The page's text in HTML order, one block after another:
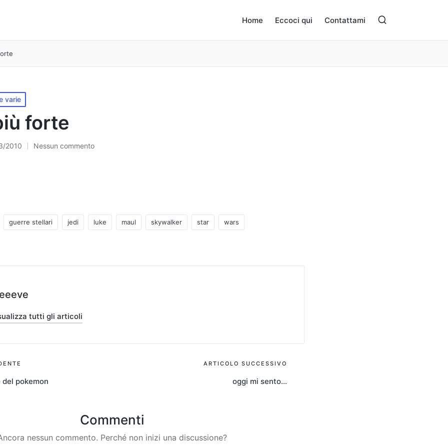
Home Eccoci qui Contattami
varie
forte
2010 Nessun commento
guerre stellari jedi luke maul skywalker star wars
tutti gli articoli
pokemon
ARTICOLO SUCCESSIVO
oggi mi sento…
Commenti
nessun commento. Perché non inizi una discussione?